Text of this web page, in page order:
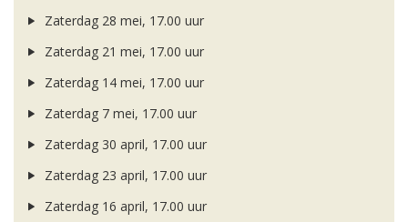
Zaterdag 28 mei, 17.00 uur
Zaterdag 21 mei, 17.00 uur
Zaterdag 14 mei, 17.00 uur
Zaterdag 7 mei, 17.00 uur
Zaterdag 30 april, 17.00 uur
Zaterdag 23 april, 17.00 uur
Zaterdag 16 april, 17.00 uur